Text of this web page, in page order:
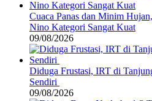
Cuaca Panas dan Minim
Nino Kategori Sangat Kuat
09/08/2026
Diduga Frustasi, IRT di
Sendiri
09/08/2026